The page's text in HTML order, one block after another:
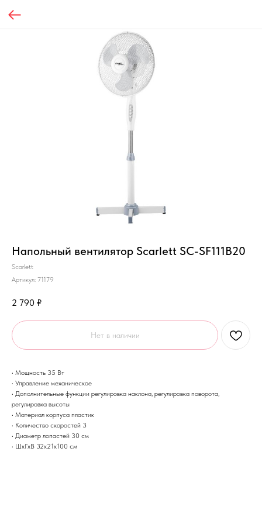
Напольный вентилятор Scarlett SC-SF111B20
Scarlett
Артикул: 71179
2 790 ₽
Нет в наличии
• Мощность 35 Вт
• Управление механическое
• Дополнительные функции регулировка наклона, регулировка поворота,
регулировка высоты
• Материал корпуса пластик
• Количество скоростей 3
• Диаметр лопастей 30 см
• ШхГхВ 32х21х100 см